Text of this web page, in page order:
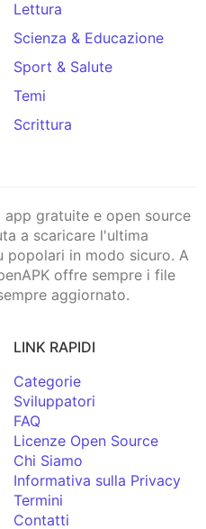
Lettura
Scienza & Educazione
Sport & Salute
Temi
Scrittura
gratuite e open source
a scaricare l'ultima
popolari in modo sicuro. A
offre sempre i file
aggiornato.
LINK RAPIDI
Categorie
Sviluppatori
FAQ
Licenze Open Source
Chi Siamo
Informativa sulla Privacy
Termini
Contatti